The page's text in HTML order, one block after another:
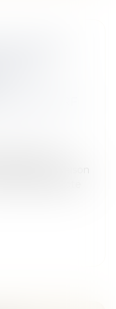
DE
DE
D'ACTE - RF
de son
en raison
prise d’acte